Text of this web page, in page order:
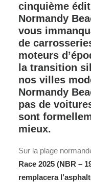
cinquième
Normandy
vous
de
moteurs
la transition
nos villes
Normandy
pas de
sont
mieux.
Sur la plage
Race 2025 (NBR –
remplacera